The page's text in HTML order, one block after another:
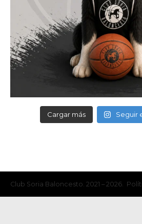
Cargar más Seguir
Club Soria Baloncesto. 2021 – 2026.